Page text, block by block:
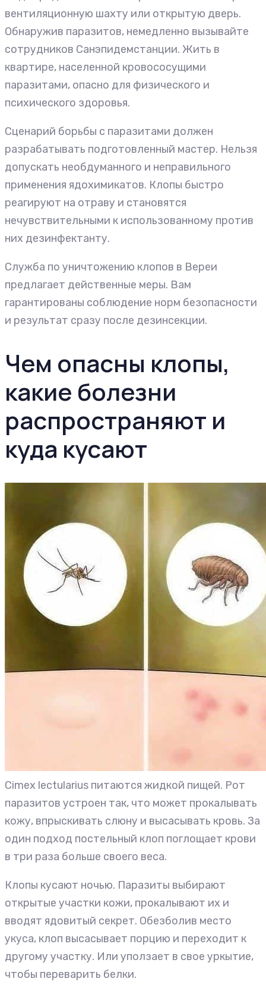
вентиляционную шахту или открытую дверь.
Обнаружив паразитов, немедленно вызывайте
сотрудников Санэпидемстанции. Жить в
квартире, населенной кровососущими
паразитами, опасно для физического и
психического здоровья.
Сценарий борьбы с паразитами должен
разрабатывать подготовленный мастер. Нельзя
допускать необдуманного и неправильного
применения ядохимикатов. Клопы быстро
реагируют на отраву и становятся
нечувствительными к использованному против
них дезинфектанту.
Служба по уничтожению клопов в Вереи
предлагает действенные меры. Вам
гарантированы соблюдение норм безопасности
и результат сразу после дезинсекции.
Чем опасны клопы,
какие болезни
распространяют и
куда кусают
Cimex lectularius питаются жидкой пищей. Рот
паразитов устроен так, что может прокалывать
кожу, впрыскивать слюну и высасывать кровь. За
один подход постельный клоп поглощает крови
в три раза больше своего веса.
Клопы кусают ночью. Паразиты выбирают
открытые участки кожи, прокалывают их и
вводят ядовитый секрет. Обезболив место
укуса, клоп высасывает порцию и переходит к
другому участку. Или уползает в свое уркытие,
чтобы переварить белки.